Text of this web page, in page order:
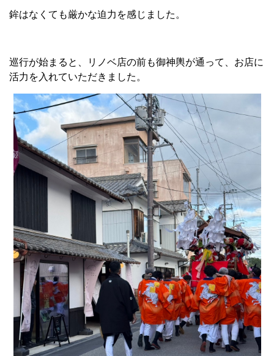
鉾はなくても厳かな迫力を感じました。
巡行が始まると、リノベ店の前も御神輿が通って、お店に
活力を入れていただきました。